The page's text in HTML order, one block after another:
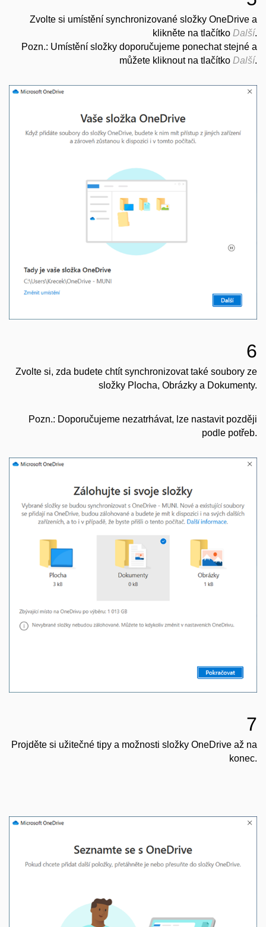
Zvolte si umístění synchronizované složky OneDrive a
klikněte na tlačítko Další.
Pozn.: Umístění složky doporučujeme ponechat stejné a
můžete kliknout na tlačítko Další.
6
Zvolte si, zda budete chtít synchronizovat také soubory ze
složky Plocha, Obrázky a Dokumenty.
Pozn.: Doporučujeme nezatrhávat, lze nastavit později
podle potřeb.
7
Projděte si užitečné tipy a možnosti složky OneDrive až na
konec.